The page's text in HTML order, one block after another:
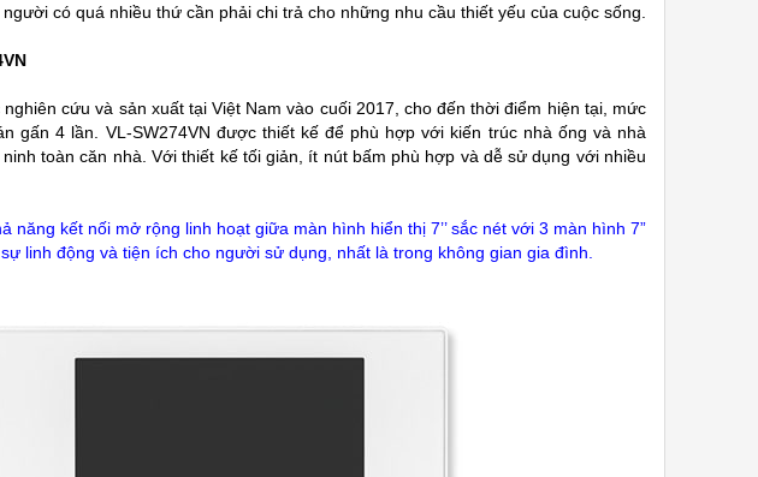
có quá nhiều thứ cần phải chi trả cho những nhu cầu thiết yếu của cuộc sống.
cứu và sản xuất tại Việt Nam vào cuối 2017, cho đến thời điểm hiện tại, mức
gấn 4 lần. VL-SW274VN được thiết kế để phù hợp với kiến trúc nhà ống và nhà
ninh toàn căn nhà. Vớithiết kế tối giản, ít nút bấm phù hợp và dễ sử dụng với nhiều
kết nối mở rộng linh hoạt giữa màn hình hiển thị 7’’ sắc nét với 3 màn hình 7”
linh động và tiện ích cho người sử dụng, nhất là trong không gian gia đình.